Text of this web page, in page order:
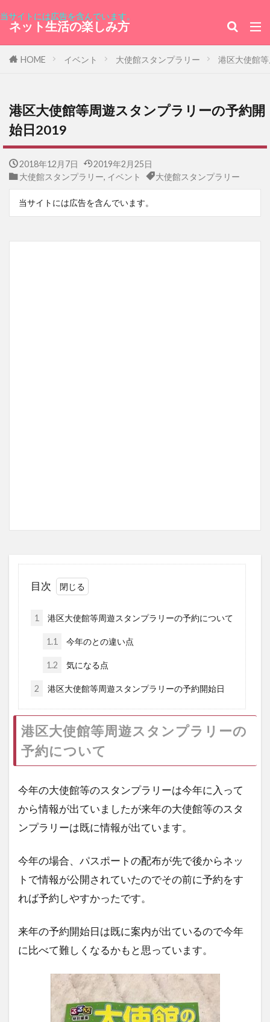
当サイトには広告を含んでいます。
ネット生活の楽しみ方
HOME イベント 大使館スタンプラリー 港区大使館
港区大使館等周遊スタンプラリーの予約開
始日2019
2018年12月7日
2019年2月25日
大使館スタンプラリー, イベント 大使館スタンプラリー
当サイトには広告を含んでいます。
目次
1 港区大使館等周遊スタンプラリーの予約について
1.1 今年のとの違い点
1.2 気になる点
2 港区大使館等周遊スタンプラリーの予約開始日
港区大使館等周遊スタンプラリーの
予約について
今年の大使館等のスタンプラリーは今年に入って
から情報が出ていましたが来年の大使館等のスタ
ンプラリーは既に情報が出ています。
今年の場合、パスポートの配布が先で後からネッ
トで情報が公開されていたのでその前に予約をす
れば予約しやすかったです。
来年の予約開始日は既に案内が出ているので今年
に比べて難しくなるかもと思っています。